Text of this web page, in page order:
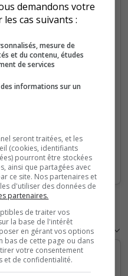
Mar Apr May Jun Jul Aug
demandons votre
cas suivants :
mesure de
et du contenu, études
de services
informations sur un
seront traitées, et les
(cookies, identifiants
pourront être stockées
ainsi que partagées avec
ce site. Nos partenaires et
d'utiliser des données de
partenaires.
de traiter vos
la base de l'intérêt
en gérant vos options
bas de cette page ou dans
votre consentement
et de confidentialité.